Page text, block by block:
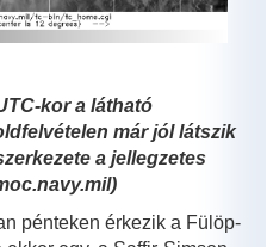
kor a látható
már jól látszik
a jellegzetes
pénteken érkezik a Fülöp-